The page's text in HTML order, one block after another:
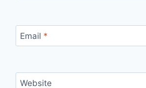
Email *
Website